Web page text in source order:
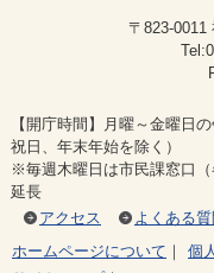
〒823-0011
【開庁時間】月曜～金曜日
祝日、年末年始を除く）
※毎週木曜日は市民課窓口
延長
アクセス
よくある質
ホームページについて ｜ 個